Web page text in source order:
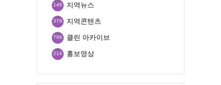
지역뉴스
148
지역콘텐츠
379
클린 아카이브
796
홍보영상
214